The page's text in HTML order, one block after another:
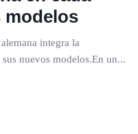
modelos
integra la
nuevos modelos.En un...